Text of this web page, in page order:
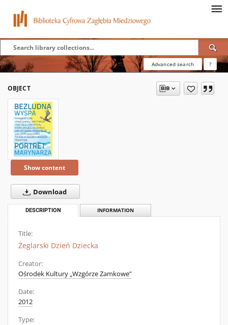
Advanced search ?
OBJECT
Show content
Download
DESCRIPTION INFORMATION
Title:
Żeglarski Dzień Dziecka
Creator:
Ośrodek Kultury „Wzgórze Zamkowe”
Date:
2012
Type: